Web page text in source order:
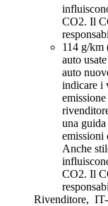
CO2. Il
114 g/km
auto
auto
indicare i
una
emissioni
Anche
CO2. Il
Rivenditore,